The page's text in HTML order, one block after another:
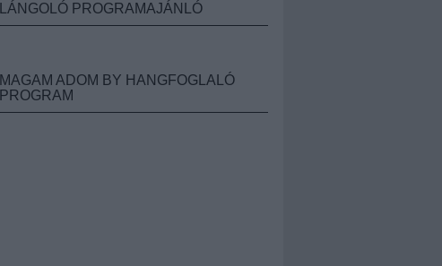
LÁNGOLÓ PROGRAMAJÁNLÓ
MAGAM ADOM BY HANGFOGLALÓ
PROGRAM